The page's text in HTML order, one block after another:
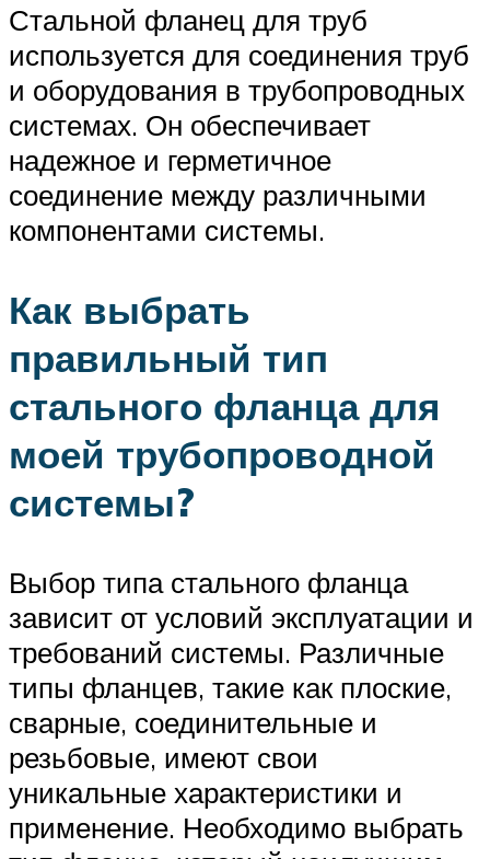
Стальной фланец для труб
используется для соединения труб
и оборудования в трубопроводных
системах. Он обеспечивает
надежное и герметичное
соединение между различными
компонентами системы.
Как выбрать
правильный тип
стального фланца для
моей трубопроводной
системы?
Выбор типа стального фланца
зависит от условий эксплуатации и
требований системы. Различные
типы фланцев, такие как плоские,
сварные, соединительные и
резьбовые, имеют свои
уникальные характеристики и
применение. Необходимо выбрать